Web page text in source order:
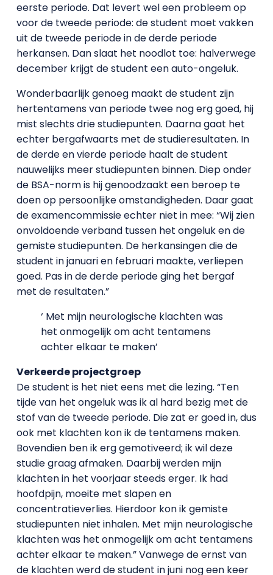
eerste periode. Dat levert wel een probleem op
voor de tweede periode: de student moet vakken
uit de tweede periode in de derde periode
herkansen. Dan slaat het noodlot toe: halverwege
december krijgt de student een auto-ongeluk.
Wonderbaarlijk genoeg maakt de student zijn
hertentamens van periode twee nog erg goed, hij
mist slechts drie studiepunten. Daarna gaat het
echter bergafwaarts met de studieresultaten. In
de derde en vierde periode haalt de student
nauwelijks meer studiepunten binnen. Diep onder
de BSA-norm is hij genoodzaakt een beroep te
doen op persoonlijke omstandigheden. Daar gaat
de examencommissie echter niet in mee: “Wij zien
onvoldoende verband tussen het ongeluk en de
gemiste studiepunten. De herkansingen die de
student in januari en februari maakte, verliepen
goed. Pas in de derde periode ging het bergaf
met de resultaten.”
‘ Met mijn neurologische klachten was
het onmogelijk om acht tentamens
achter elkaar te maken’
Verkeerde projectgroep
De student is het niet eens met die lezing. “Ten
tijde van het ongeluk was ik al hard bezig met de
stof van de tweede periode. Die zat er goed in, dus
ook met klachten kon ik de tentamens maken.
Bovendien ben ik erg gemotiveerd; ik wil deze
studie graag afmaken. Daarbij werden mijn
klachten in het voorjaar steeds erger. Ik had
hoofdpijn, moeite met slapen en
concentratieverlies. Hierdoor kon ik gemiste
studiepunten niet inhalen. Met mijn neurologische
klachten was het onmogelijk om acht tentamens
achter elkaar te maken.” Vanwege de ernst van
de klachten werd de student in juni nog een keer